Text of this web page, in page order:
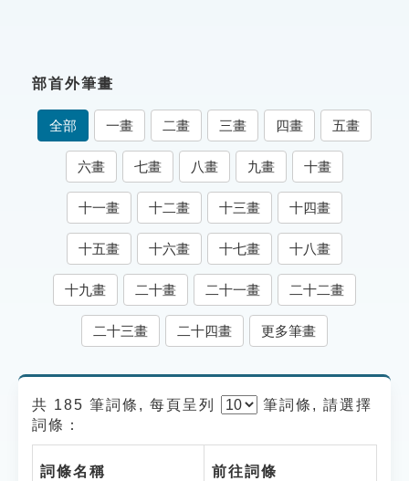
成語故事
索引選單
知識索引
單字索引
生命大百科索引
遊戲專區
貓頭鷹博士
部首外筆畫
全部 一畫 二畫 三畫 四畫 五畫
六畫 七畫 八畫 九畫 十畫
十一畫 十二畫 十三畫 十四畫
十五畫 十六畫 十七畫 十八畫
十九畫 二十畫 二十一畫 二十二畫
二十三畫 二十四畫 更多筆畫
共 185 筆詞條, 每頁呈列 筆詞條, 請選擇
詞條：
詞條名稱 前往詞條